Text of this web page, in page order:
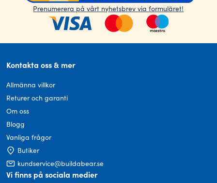
Prenumerera på vårt nyhetsbrev via formuläret!
Kontakta oss & mer
Allmänna villkor
Returer och garanti
Om oss
Blogg
Vanliga frågor
Butiker
kundservice@buildabear.se
Vi finns på sociala medier